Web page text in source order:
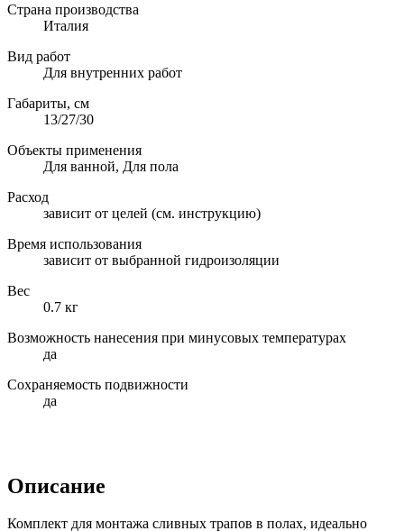
Страна производства
Италия
Вид работ
Для внутренних работ
Габариты, см
13/27/30
Объекты применения
Для ванной, Для пола
Расход
зависит от целей (см. инструкцию)
Время использования
зависит от выбранной гидроизоляции
Вес
0.7 кг
Возможность нанесения при минусовых температурах
да
Сохраняемость подвижности
да
Описание
Комплект для монтажа сливных трапов в полах, идеально